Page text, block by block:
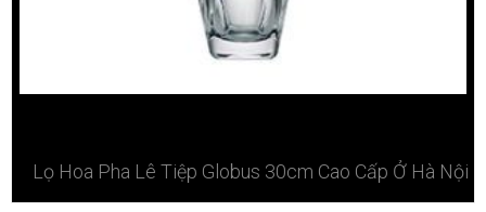
Lọ Hoa Pha Lê Tiệp Globus 30cm Cao Cấp Ở Hà Nội